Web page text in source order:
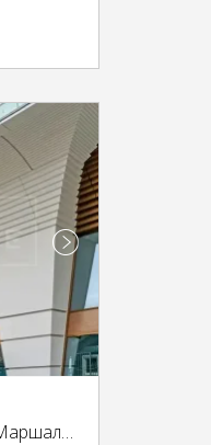
Wellton Towers, CЗАО, г Москва, Маршала Жукова пр-т, 39